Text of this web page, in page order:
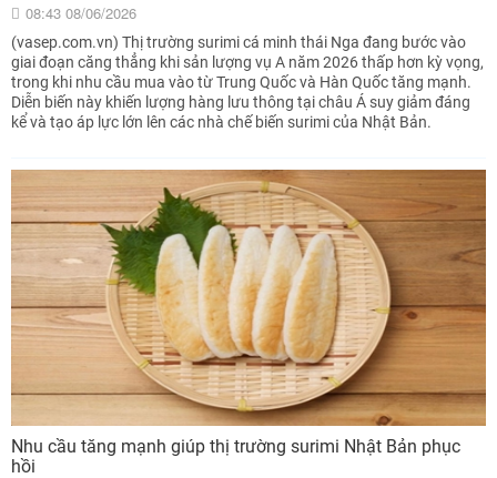
08:43 08/06/2026
(vasep.com.vn) Thị trường surimi cá minh thái Nga đang bước vào
giai đoạn căng thẳng khi sản lượng vụ A năm 2026 thấp hơn kỳ vọng,
trong khi nhu cầu mua vào từ Trung Quốc và Hàn Quốc tăng mạnh.
Diễn biến này khiến lượng hàng lưu thông tại châu Á suy giảm đáng
kể và tạo áp lực lớn lên các nhà chế biến surimi của Nhật Bản.
Nhu cầu tăng mạnh giúp thị trường surimi Nhật Bản phục
hồi